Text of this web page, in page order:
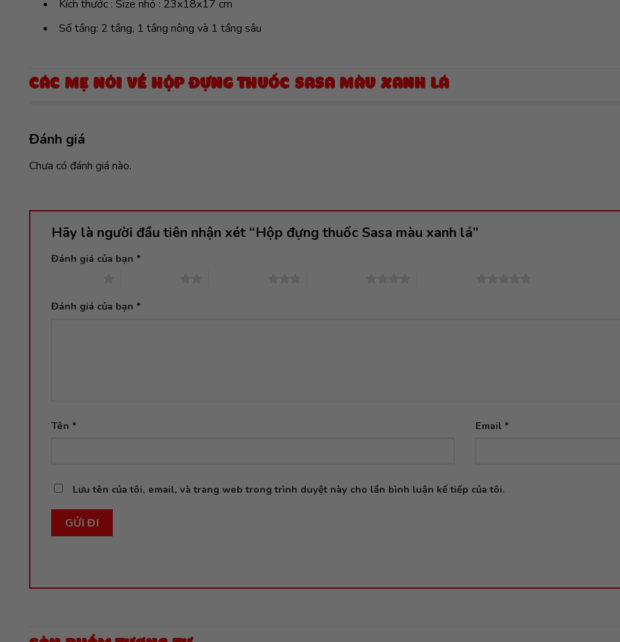
Kích thước : Size nhỏ : 23x18x17 cm
Số tầng: 2 tầng, 1 tầng nông và 1 tầng sâu
CÁC MẸ NÓI VỀ HỘP ĐỰNG THUỐC SASA MÀU XANH LÁ
Đánh giá
Chưa có đánh giá nào.
Hãy là người đầu tiên nhận xét “Hộp đựng thuốc Sasa màu xanh lá”
Đánh giá của bạn *
Đánh giá của bạn *
Tên * Email *
Lưu tên của tôi, email, và trang web trong trình duyệt này cho lần bình luận kế tiếp của tôi.